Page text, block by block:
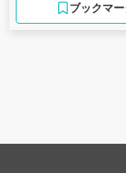
ブックマー